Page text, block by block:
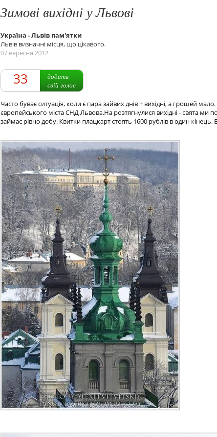
Зимові вихідні у Львові
Україна - Львів пам'ятки
Львів визначні місця, що цікавого.
07 вересня 2012
33
додати
свій голос
Часто буває ситуація, коли є пара зайвих днів + вихідні, а грошей
європейського міста СНД Львова.На розтягнулися вихідні - свята ми
займає рівно добу. Квитки плацкарт стоять 1600 рублів в один кінець.